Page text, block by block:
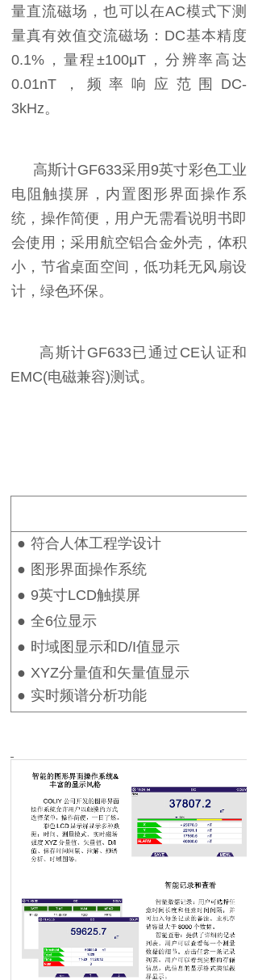
量直流磁场，也可以在AC模式下测
量真有效值交流磁场：DC基本精度
0.1%，量程±100μT，分辨率高达
0.01nT，频率响应范围DC-
3kHz。
高斯计GF633采用9英寸彩色工业
电阻触摸屏，内置图形界面操作系
统，操作简便，用户无需看说明书即
会使用；采用航空铝合金外壳，体积
小，节省桌面空间，低功耗无风扇设
计，绿色环保。
高斯计GF633已通过CE认证和
EMC(电磁兼容)测试。
● 符合人体工程学设计
● 图形界面操作系统
● 9英寸LCD触摸屏
● 全6位显示
● 时域图显示和D/I值显示
● XYZ分量值和矢量值显示
● 实时频谱分析功能